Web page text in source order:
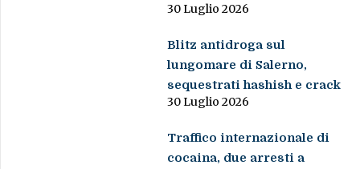
30 Luglio 2026
Blitz antidroga sul
lungomare di Salerno,
sequestrati hashish e crack
30 Luglio 2026
Traffico internazionale di
cocaina, due arresti a